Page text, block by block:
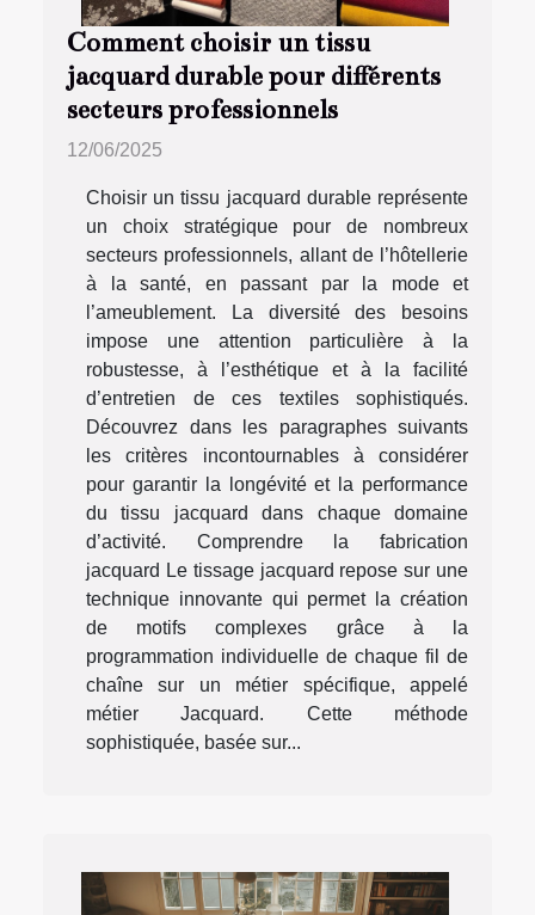
Comment choisir un tissu
jacquard durable pour différents
secteurs professionnels
12/06/2025
Choisir un tissu jacquard durable représente
un choix stratégique pour de nombreux
secteurs professionnels, allant de l’hôtellerie
à la santé, en passant par la mode et
l’ameublement. La diversité des besoins
impose une attention particulière à la
robustesse, à l’esthétique et à la facilité
d’entretien de ces textiles sophistiqués.
Découvrez dans les paragraphes suivants
les critères incontournables à considérer
pour garantir la longévité et la performance
du tissu jacquard dans chaque domaine
d’activité. Comprendre la fabrication
jacquard Le tissage jacquard repose sur une
technique innovante qui permet la création
de motifs complexes grâce à la
programmation individuelle de chaque fil de
chaîne sur un métier spécifique, appelé
métier Jacquard. Cette méthode
sophistiquée, basée sur...